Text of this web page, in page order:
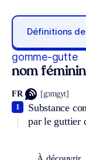
Définitions de
gomme-gutte
nom féminin
FR [gɔmgyt]
Substance
par le guttier
1